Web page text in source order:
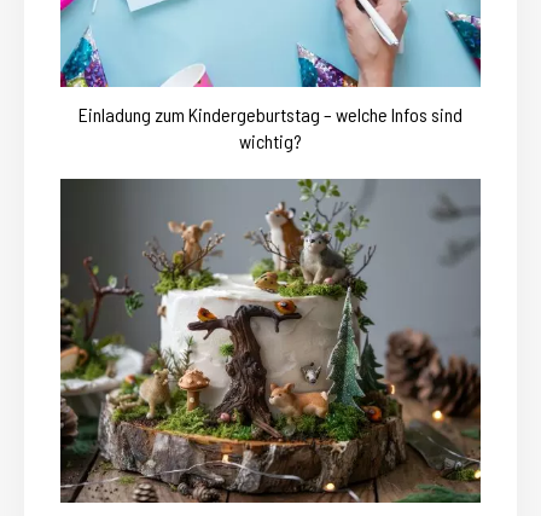
Einladung zum Kindergeburtstag – welche Infos sind
wichtig?